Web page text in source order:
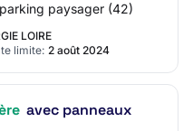
paysager (42)
LOIRE
limite: 2 août 2024
avec panneaux